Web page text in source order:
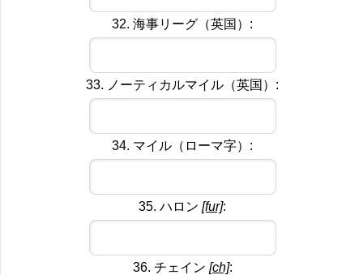
32. 海事リーグ（英国）:
33. ノーティカルマイル（英国）:
34. マイル（ローマ字）:
35. ハロン [fur]:
36. チェイン [ch]: